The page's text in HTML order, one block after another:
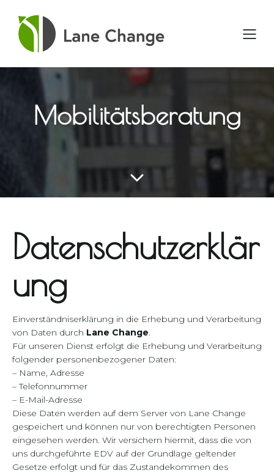
Mobilitätsberatung
Datenschutzerklär
ung
Einverständniserklärung in die Erhebung und Verarbeitung
von Daten durch Lane Change.
Für unseren Dienst erfolgt die Erhebung und Verarbeitung
folgender personenbezogener Daten:
– Name, Adresse
– Telefonnummer
– E-Mail-Adresse
Diese Daten werden auf dem Server von Lane Change
gespeichert und können nur von berechtigten Personen
eingesehen werden. Wir versichern hiermit, dass die von
uns durchgeführte EDV auf der Grundlage geltender
Gesetze erfolgt und für das Zustandekommen des